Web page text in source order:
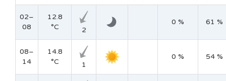
02–
08
12.8
°C
2
0 % 61 %
08–
14
14.8
°C
1
0 % 54 %